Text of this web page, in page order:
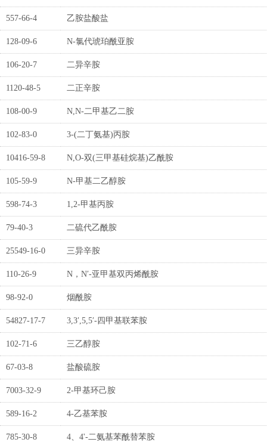
557-66-4 乙胺盐酸盐
128-09-6 N-氯代琥珀酰亚胺
106-20-7 二异辛胺
1120-48-5 二正辛胺
108-00-9 N,N-二甲基乙二胺
102-83-0 3-(二丁氨基)丙胺
10416-59-8 N,O-双(三甲基硅烷基)乙酰胺
105-59-9 N-甲基二乙醇胺
598-74-3 1,2-甲基丙胺
79-40-3 二硫代乙酰胺
25549-16-0 三异辛胺
110-26-9 N，N′-亚甲基双丙烯酰胺
98-92-0 烟酰胺
54827-17-7 3,3′,5,5′-四甲基联苯胺
102-71-6 三乙醇胺
67-03-8 盐酸硫胺
7003-32-9 2-甲基环己胺
589-16-2 4-乙基苯胺
785-30-8 4、4'-二氨基苯酰替苯胺